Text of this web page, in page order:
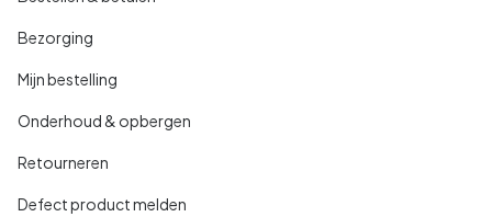
Bezorging
Mijn bestelling
Onderhoud & opbergen
Retourneren
Defect product melden